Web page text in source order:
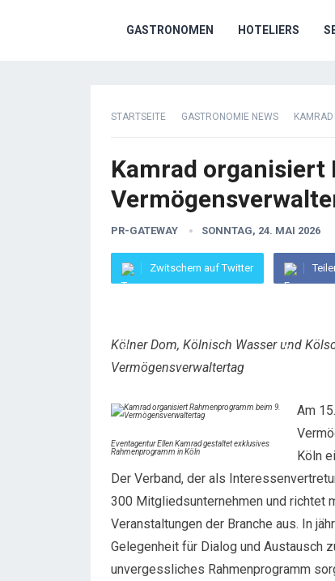
GASTRONOMEN HOTELIERS
STARTSEITE GASTRONOMIE NEWS
Kamrad organisiert
PR-GATEWAY SONNTAG, 24. MAI 2026
Zwitschern auf Twitter
Kölner Dom, Kölnisch Wasser und
Vermögensverwaltertag
Eventagentur Ellen Kamrad gestaltet exklusives
Rahmenprogramm in Köln
Am
Köln
Der Verband, der als
300 Mitgliedsunternehmen und richtet
Veranstaltungen der Branche aus. In
Gelegenheit für Dialog und Austausch
unvergessliches Rahmenprogramm